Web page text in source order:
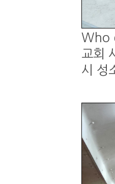
Who
교회
시 성